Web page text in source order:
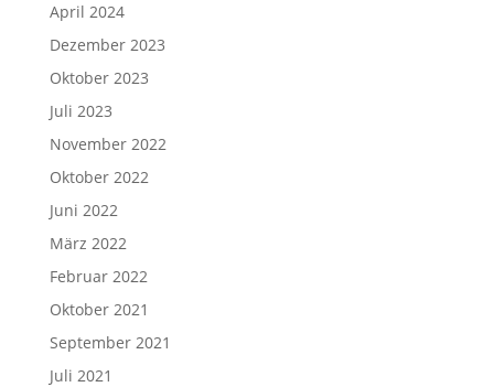
April 2024
Dezember 2023
Oktober 2023
Juli 2023
November 2022
Oktober 2022
Juni 2022
März 2022
Februar 2022
Oktober 2021
September 2021
Juli 2021